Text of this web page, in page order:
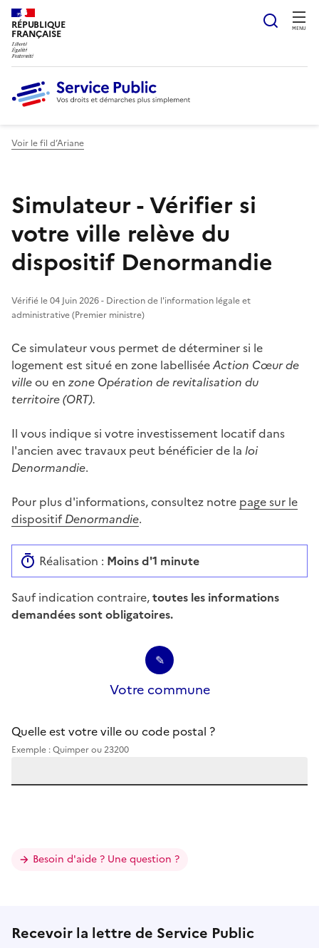
RÉPUBLIQUE
FRANÇAISE MENU
Voir le fil d’Ariane
Simulateur - Vérifier si
votre ville relève du
dispositif Denormandie
Vérifié le 04 Juin 2026 - Direction de l'information légale et
administrative (Premier ministre)
Ce simulateur vous permet de déterminer si le
logement est situé en zone labelliséeAction Cœur de
villeou en zone Opération de revitalisation du
territoire (ORT).
Il vous indique si votre investissement locatif dans
l'ancien avec travaux peut bénéficier de la loi
Denormandie.
Pour plus d'informations, consultez notre page sur le
dispositifDenormandie.
Réalisation : Moins d'1 minute
Sauf indication contraire,toutes les informations
demandées sont obligatoires.
✎
Votre commune
Quelle est votre ville ou code postal ?
Exemple : Quimper ou 23200
Besoin d'aide ? Une question ?
Recevoir la lettre de Service Public